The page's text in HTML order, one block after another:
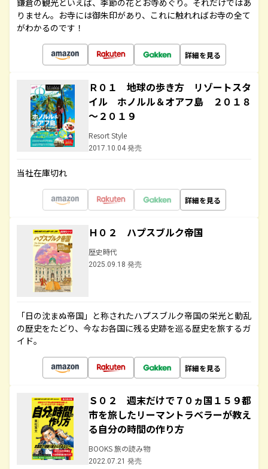
鎌倉の観光といえば、季節の花とお寺めぐり。それだけではあ
りません。お寺には御朱印があり、これに触れればお寺の全て
がわかるのです！
詳細を見る
Ｒ０１ 地球の歩き方 リゾートスタ
イル ホノルル＆オアフ島 ２０１８
～２０１９
Resort Style
2017.10.04 発売
当社在庫切れ
詳細を見る
Ｈ０２ ハプスブルク帝国
歴史時代
2025.09.18 発売
「日の沈まぬ帝国」と称されたハプスブルク帝国の栄光と動乱
の歴史をたどり、今なお各国に残る史跡を巡る歴史を旅するガ
イド。
詳細を見る
Ｓ０２ 週末だけで７０ヵ国１５９都
市を旅したリーマントラベラーが教え
る自分の時間の作り方
BOOKS 旅の読み物
2022.07.21 発売